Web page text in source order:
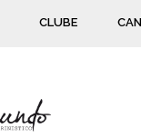
CLUBE